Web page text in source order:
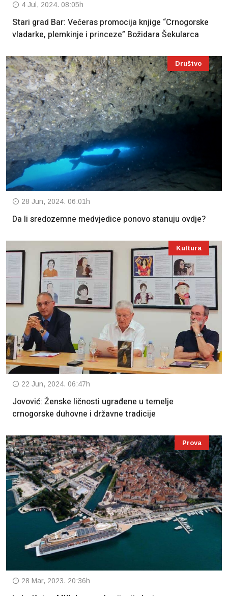
4 Jul, 2024. 08:05h
Stari grad Bar: Večeras promocija knjige “Crnogorske
vladarke, plemkinje i princeze” Božidara Šekularca
Društvo
28 Jun, 2024. 06:01h
Da li sredozemne medvjedice ponovo stanuju ovdje?
Kultura
22 Jun, 2024. 06:47h
Jovović: Ženske ličnosti ugrađene u temelje
crnogorske duhovne i državne tradicije
Prova
28 Mar, 2023. 20:36h